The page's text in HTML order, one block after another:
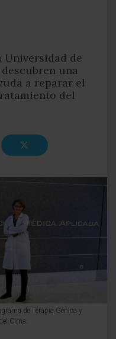
Universidad de
una
a reparar el
del
de Terapia Génica y
Cima.